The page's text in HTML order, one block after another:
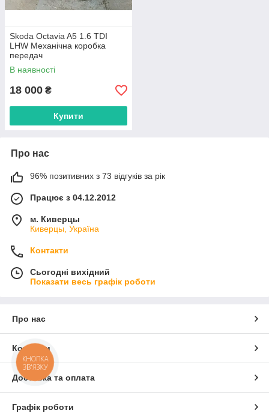
Skoda Octavia A5 1.6 TDI
LHW Механічна коробка
передач
В наявності
18 000 ₴
Купити
Про нас
96% позитивних з 73 відгуків за рік
Працює з 04.12.2012
м. Киверцы
Киверцы, Україна
Контакти
Сьогодні вихідний
Показати весь графік роботи
Про нас
Контакти
Доставка та оплата
Графік роботи
КНОПКА
ЗВ'ЯЗКУ